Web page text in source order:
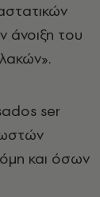
άνοιξη του
ser
και όσων